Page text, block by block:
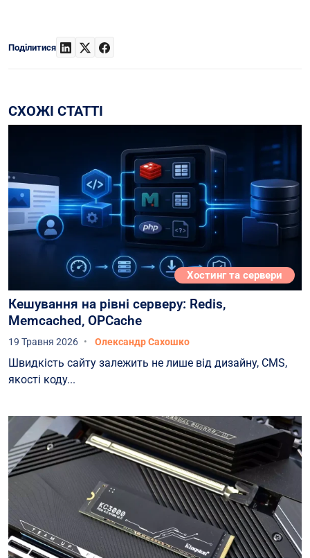
Поділитися
СХОЖІ СТАТТІ
Хостинг та сервери
Кешування на рівні серверу: Redis,
Memcached, OPCache
19 Травня 2026 Олександр Сахошко
Швидкість сайту залежить не лише від дизайну, CMS,
якості коду...